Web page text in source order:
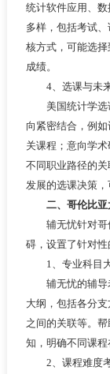
统计软件应用、
多样，包括考试
核方式，可能选
成绩。
4、选课与未来
美国统计学选
向紧密结合，例
关课程；意向学
不同职业路径的
发展的选课决策，
二、哥伦比
辅无忧针对哥
碍，设置了针对性
1、专业科目
辅无忧的辅导
大纲，包括各分
之间的关联等。
知，明确不同课程
2、课程难度考